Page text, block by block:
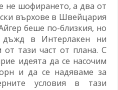
не шофирането, а два от
върхове в Швейцария
беше по-близкия, но
дъжд в Интерлакен ни
тази част от плана. С
идеята да се насочим
и да се надяваме за
условия в тази